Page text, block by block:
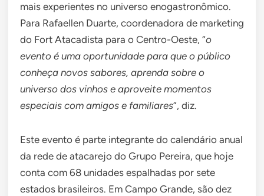
mais experientes no universo enogastronômico.
Para Rafaellen Duarte, coordenadora de marketing
do Fort Atacadista para o Centro-Oeste, “o
evento é uma oportunidade para que o público
conheça novos sabores, aprenda sobre o
universo dos vinhos e aproveite momentos
especiais com amigos e familiares”, diz.
Este evento é parte integrante do calendário anual
da rede de atacarejo do Grupo Pereira, que hoje
conta com 68 unidades espalhadas por sete
estados brasileiros. Em Campo Grande, são dez